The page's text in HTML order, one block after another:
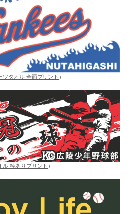
ツタオル 全面プリント ）
ル 枠ありプリント ）